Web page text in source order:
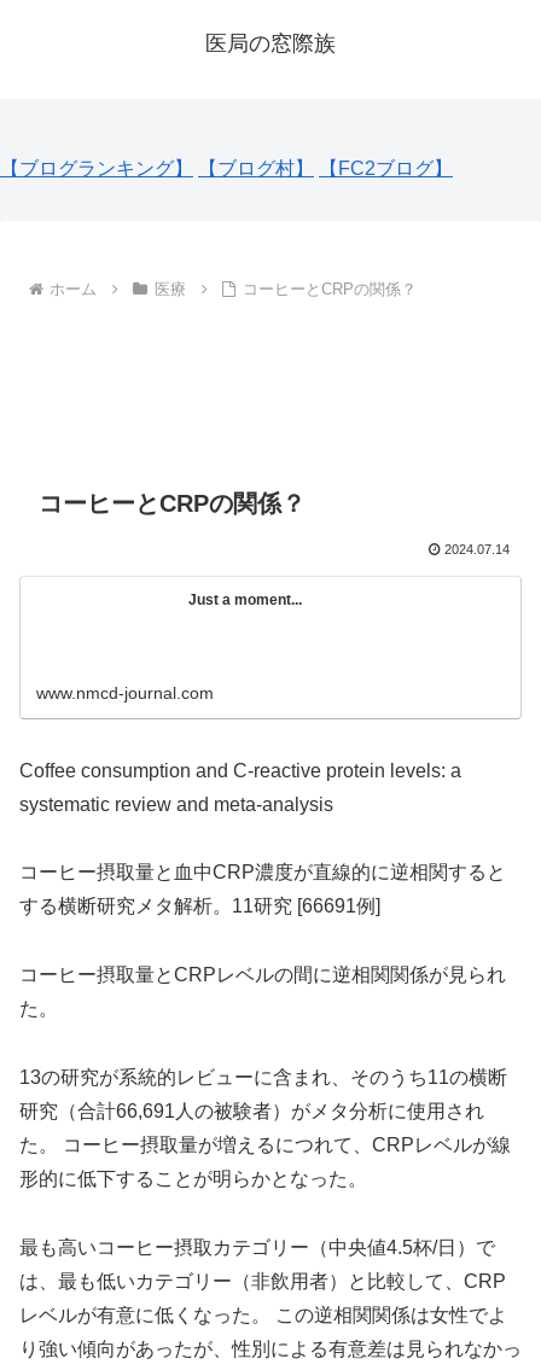
医局の窓際族
【ブログランキング】 【ブログ村】 【FC2ブログ】
ホーム 医療 コーヒーとCRPの関係？
コーヒーとCRPの関係？
2024.07.14
Just a moment...
www.nmcd-journal.com
Coffee consumption and C-reactive protein levels: a
systematic review and meta-analysis
コーヒー摂取量と血中CRP濃度が直線的に逆相関すると
する横断研究メタ解析。11研究 [66691例]
コーヒー摂取量とCRPレベルの間に逆相関関係が見られ
た。
13の研究が系統的レビューに含まれ、そのうち11の横断
研究（合計66,691人の被験者）がメタ分析に使用され
た。 コーヒー摂取量が増えるにつれて、CRPレベルが線
形的に低下することが明らかとなった。
最も高いコーヒー摂取カテゴリー（中央値4.5杯/日）で
は、最も低いカテゴリー（非飲用者）と比較して、CRP
レベルが有意に低くなった。 この逆相関関係は女性でよ
り強い傾向があったが、性別による有意差は見られなかっ